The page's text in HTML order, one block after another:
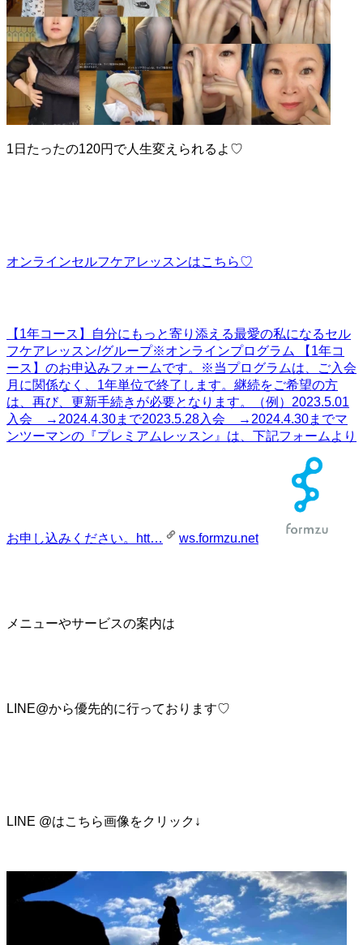
1日たったの120円で人生変えられるよ♡
オンラインセルフケアレッスンはこちら♡
【1年コース】自分にもっと寄り添える最愛の私になるセル
フケアレッスン/グループ※オンラインプログラム 【1年コ
ース】のお申込みフォームです。※当プログラムは、ご入会
月に関係なく、1年単位で終了します。継続をご希望の方
は、再び、更新手続きが必要となります。（例）2023.5.01
入会 →2024.4.30まで2023.5.28入会 →2024.4.30までマ
ンツーマンの『プレミアムレッスン』は、下記フォームより
お申し込みください。htt… ws.formzu.net
メニューやサービスの案内は
LINE@から優先的に行っております♡
LINE @はこちら画像をクリック↓